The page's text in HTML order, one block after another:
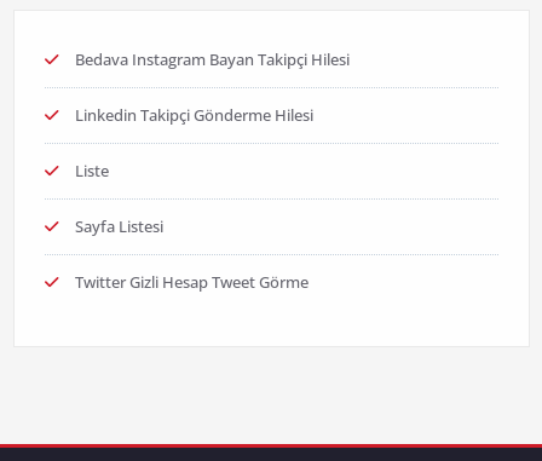
Bedava Instagram Bayan Takipçi Hilesi
Linkedin Takipçi Gönderme Hilesi
Liste
Sayfa Listesi
Twitter Gizli Hesap Tweet Görme